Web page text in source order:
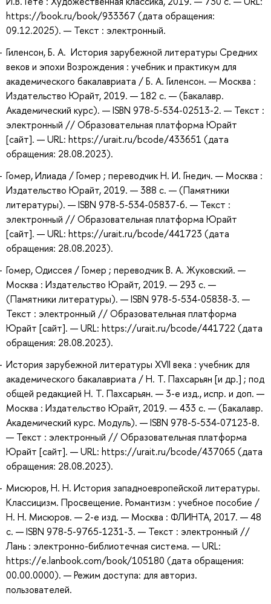
https://book.ru/book/933367 (дата обращения:
09.12.2025). — Текст : электронный.
Гиленсон, Б. А. История зарубежной литературы Средних
веков и эпохи Возрождения : учебник и практикум для
академического бакалавриата / Б. А. Гиленсон. — Москва :
Издательство Юрайт, 2019. — 182 с. — (Бакалавр.
Академический курс). — ISBN 978-5-534-02513-2. — Текст :
электронный // Образовательная платформа Юрайт
[сайт]. — URL: https://urait.ru/bcode/433651 (дата
обращения: 28.08.2023).
Гомер, Илиада / Гомер ; переводчик Н. И. Гнедич. — Москва :
Издательство Юрайт, 2019. — 388 с. — (Памятники
литературы). — ISBN 978-5-534-05837-6. — Текст :
электронный // Образовательная платформа Юрайт
[сайт]. — URL: https://urait.ru/bcode/441723 (дата
обращения: 28.08.2023).
Гомер, Одиссея / Гомер ; переводчик В. А. Жуковский. —
Москва : Издательство Юрайт, 2019. — 293 с. —
(Памятники литературы). — ISBN 978-5-534-05838-3. —
Текст : электронный // Образовательная платформа
Юрайт [сайт]. — URL: https://urait.ru/bcode/441722 (дата
обращения: 28.08.2023).
История зарубежной литературы XVII века : учебник для
академического бакалавриата / Н. Т. Пахсарьян [и др.] ; под
общей редакцией Н. Т. Пахсарьян. — 3-е изд., испр. и доп. —
Москва : Издательство Юрайт, 2019. — 433 с. — (Бакалавр.
Академический курс. Модуль). — ISBN 978-5-534-07123-8.
— Текст : электронный // Образовательная платформа
Юрайт [сайт]. — URL: https://urait.ru/bcode/437065 (дата
обращения: 28.08.2023).
Мисюров, Н. Н. История западноевропейской литературы.
Классицизм. Просвещение. Романтизм : учебное пособие /
Н. Н. Мисюров. — 2-е изд. — Москва : ФЛИНТА, 2017. — 48
с. — ISBN 978-5-9765-1231-3. — Текст : электронный //
Лань : электронно-библиотечная система. — URL:
https://e.lanbook.com/book/105180 (дата обращения:
00.00.0000). — Режим доступа: для авториз.
пользователей.